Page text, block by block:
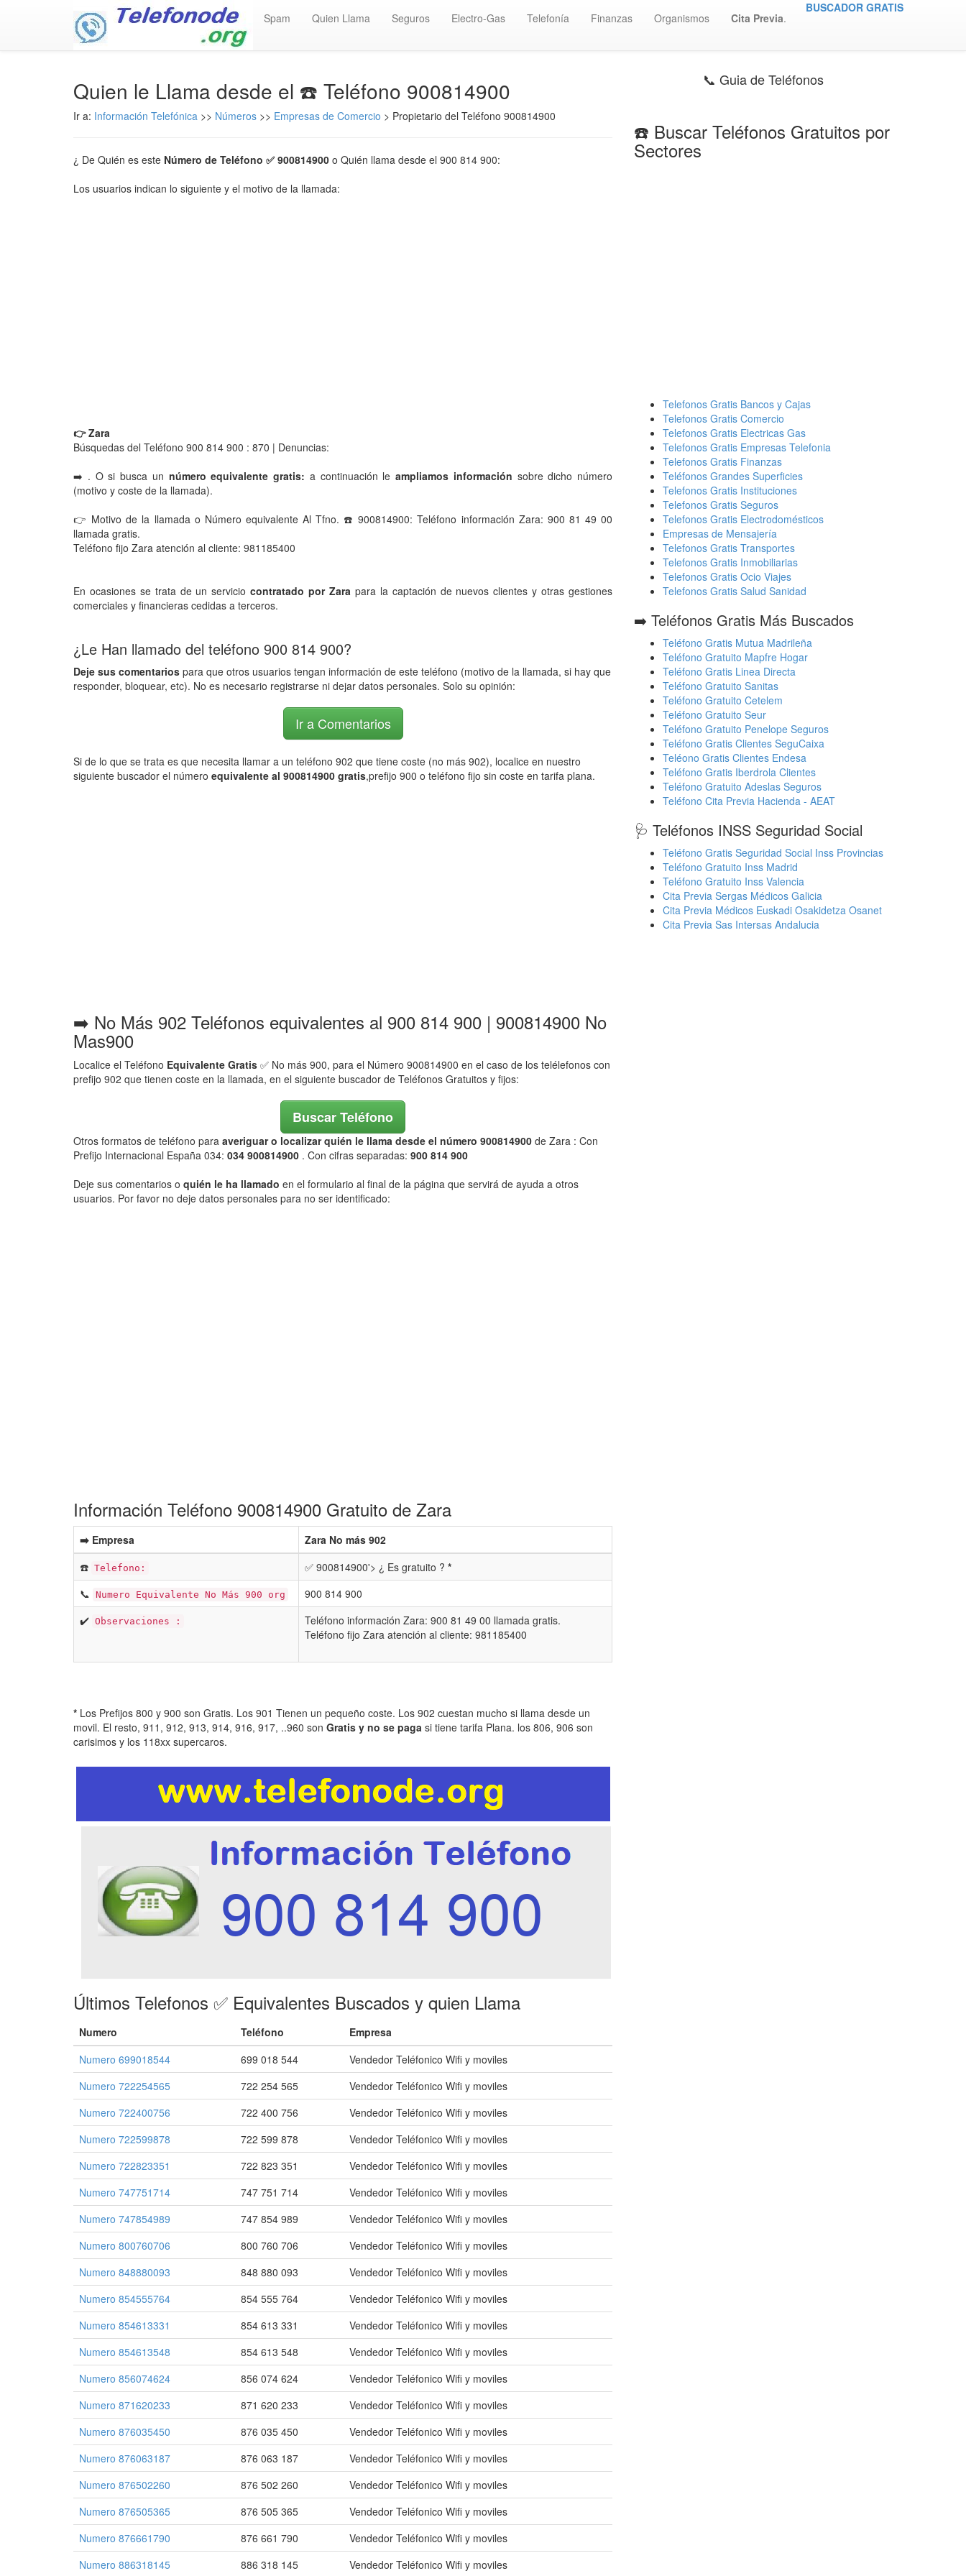
Spam Quien Llama Seguros Electro-Gas Telefonía Finanzas Organismos Cita Previa.
BUSCADOR GRATIS
Quien le Llama desde el ☎️ Teléfono 900814900
Ir a: Información Telefónica >> Números >> Empresas de Comercio > Propietario del Teléfono 900814900
¿ De Quién es este Número de Teléfono ✅ 900814900 o Quién llama desde el 900 814 900:
Los usuarios indican lo siguiente y el motivo de la llamada:
👉 Zara
Búsquedas del Teléfono 900 814 900 : 870 | Denuncias:
➡️ . O si busca un número equivalente gratis: a continuación le ampliamos información sobre dicho número
(motivo y coste de la llamada).
👉 Motivo de la llamada o Número equivalente Al Tfno. ☎️ 900814900: Teléfono información Zara: 900 81 49 00
llamada gratis.
Teléfono fijo Zara atención al cliente: 981185400
En ocasiones se trata de un serviciocontratado por Zara para la captación de nuevos clientes y otras gestiones
comerciales y financieras cedidas a terceros.
¿Le Han llamado del teléfono 900 814 900?
Deje sus comentarios para que otros usuarios tengan información de este teléfono (motivo de la llamada, si hay que
responder, bloquear, etc). No es necesario registrarse ni dejar datos personales. Solo su opinión:
Ir a Comentarios
Si de lo que se trata es que necesita llamar a un teléfono 902 que tiene coste (no más 902), localice en nuestro
siguiente buscador el número equivalente al 900814900 gratis,prefijo 900 o teléfono fijo sin coste en tarifa plana.
➡️ No Más 902 Teléfonos equivalentes al 900 814 900 | 900814900 No
Mas900
Localice el Teléfono Equivalente Gratis ✅ No más 900, para el Número 900814900 en el caso de los telélefonos con
prefijo 902 que tienen coste en la llamada, en el siguiente buscador de Teléfonos Gratuitos y fijos:
Buscar Teléfono
Otros formatos de teléfono para averiguar o localizar quién le llama desde el número 900814900 de Zara : Con
Prefijo Internacional España 034: 034 900814900 . Con cifras separadas: 900 814 900
Deje sus comentarios o quién le ha llamado en el formulario al final de la página que servirá de ayuda a otros
usuarios. Por favor no deje datos personales para no ser identificado:
Información Teléfono 900814900 Gratuito de Zara
➡️ Empresa
Zara No más 902
☎️ Telefono: ✅ 900814900'> ¿ Es gratuito ? *
📞 Numero Equivalente No Más 900 org
900 814 900
✔️ Observaciones :
Teléfono información Zara: 900 81 49 00 llamada gratis.
Teléfono fijo Zara atención al cliente: 981185400
* Los Prefijos 800 y 900 son Gratis. Los 901 Tienen un pequeño coste. Los 902 cuestan mucho si llama desde un
movil. El resto, 911, 912, 913, 914, 916, 917, ..960 son Gratis y no se paga si tiene tarifa Plana. los 806, 906 son
carisimos y los 118xx supercaros.
Últimos Telefonos ✅ Equivalentes Buscados y quien Llama
Numero Teléfono
Empresa
Numero 699018544
699 018 544
Vendedor Teléfonico Wifi y moviles
Numero 722254565
722 254 565
Vendedor Teléfonico Wifi y moviles
Numero 722400756
722 400 756
Vendedor Teléfonico Wifi y moviles
Numero 722599878
722 599 878
Vendedor Teléfonico Wifi y moviles
Numero 722823351
722 823 351
Vendedor Teléfonico Wifi y moviles
Numero 747751714
747 751 714
Vendedor Teléfonico Wifi y moviles
Numero 747854989
747 854 989
Vendedor Teléfonico Wifi y moviles
Numero 800760706
800 760 706
Vendedor Teléfonico Wifi y moviles
Numero 848880093
848 880 093
Vendedor Teléfonico Wifi y moviles
Numero 854555764
854 555 764
Vendedor Teléfonico Wifi y moviles
Numero 854613331
854 613 331
Vendedor Teléfonico Wifi y moviles
Numero 854613548
854 613 548
Vendedor Teléfonico Wifi y moviles
Numero 856074624
856 074 624
Vendedor Teléfonico Wifi y moviles
Numero 871620233
871 620 233
Vendedor Teléfonico Wifi y moviles
Numero 876035450
876 035 450
Vendedor Teléfonico Wifi y moviles
Numero 876063187
876 063 187
Vendedor Teléfonico Wifi y moviles
Numero 876502260
876 502 260
Vendedor Teléfonico Wifi y moviles
Numero 876505365
876 505 365
Vendedor Teléfonico Wifi y moviles
Numero 876661790
876 661 790
Vendedor Teléfonico Wifi y moviles
Numero 886318145
886 318 145 Vendedor Teléfonico Wifi y moviles
📞 Guia de Teléfonos
☎️ Buscar Teléfonos Gratuitos por
Sectores
Telefonos Gratis Bancos y Cajas
Telefonos Gratis Comercio
Telefonos Gratis Electricas Gas
Telefonos Gratis Empresas Telefonia
Telefonos Gratis Finanzas
Teléfonos Grandes Superficies
Telefonos Gratis Instituciones
Telefonos Gratis Seguros
Telefonos Gratis Electrodomésticos
Empresas de Mensajería
Telefonos Gratis Transportes
Telefonos Gratis Inmobiliarias
Telefonos Gratis Ocio Viajes
Telefonos Gratis Salud Sanidad
➡️ Teléfonos Gratis Más Buscados
Teléfono Gratis Mutua Madrileña
Teléfono Gratuito Mapfre Hogar
Teléfono Gratis Linea Directa
Teléfono Gratuito Sanitas
Teléfono Gratuito Cetelem
Teléfono Gratuito Seur
Teléfono Gratuito Penelope Seguros
Teléfono Gratis Clientes SeguCaixa
Teléono Gratis Clientes Endesa
Teléfono Gratis Iberdrola Clientes
Teléfono Gratuito Adeslas Seguros
Teléfono Cita Previa Hacienda - AEAT
🩺 Teléfonos INSS Seguridad Social
Teléfono Gratis Seguridad Social Inss Provincias
Teléfono Gratuito Inss Madrid
Teléfono Gratuito Inss Valencia
Cita Previa Sergas Médicos Galicia
Cita Previa Médicos Euskadi Osakidetza Osanet
Cita Previa Sas Intersas Andalucia